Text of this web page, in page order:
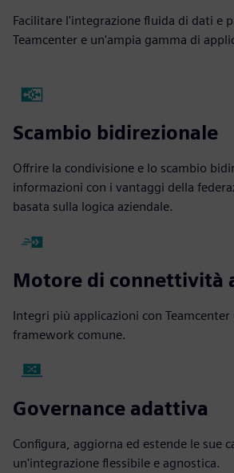
Facilitare l'integrazione fluida di dati e
Teamcenter e un'ampia gamma di
Scambio bidirezionale
Offrire la condivisione e lo scambio
informazioni con i vantaggi della
basata sulla logica aziendale.
Motore di connettività
Integri più applicazioni con
framework comune.
Governance adattiva
Configura, aggiorna ed estende le sue
un'integrazione flessibile e agnostica.